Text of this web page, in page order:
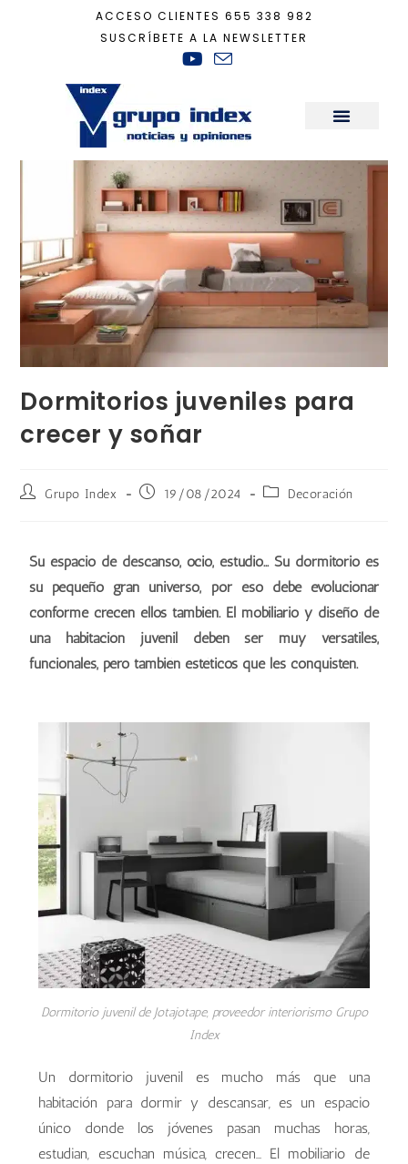
ACCESO CLIENTES 655 338 982
SUSCRÍBETE A LA NEWSLETTER
Decoración
Dormitorios juveniles para
crecer y soñar
Grupo Index 19/08/2024 Decoración
Su espacio de descanso, ocio, estudio… Su dormitorio es
su pequeño gran universo, por eso debe evolucionar
conforme crecen ellos también. El mobiliario y diseño de
una habitación juvenil deben ser muy versátiles,
funcionales, pero también estéticos que les conquisten.
Dormitorio juvenil de Jotajotape, proveedor interiorismo Grupo
Index
Un dormitorio juvenil es mucho más que una
habitación para dormir y descansar, es un espacio
único donde los jóvenes pasan muchas horas,
estudian, escuchan música, crecen… El mobiliario de